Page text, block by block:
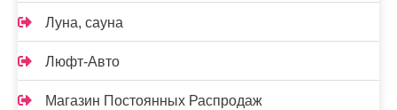
Луна, сауна
Люфт-Авто
Магазин Постоянных Распродаж